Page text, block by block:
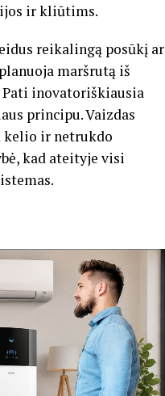
ir kliūtims.
reikalingą posūkį ar
maršrutą iš
inovatoriškiausia
principu. Vaizdas
kelio ir netrukdo
kad ateityje visi